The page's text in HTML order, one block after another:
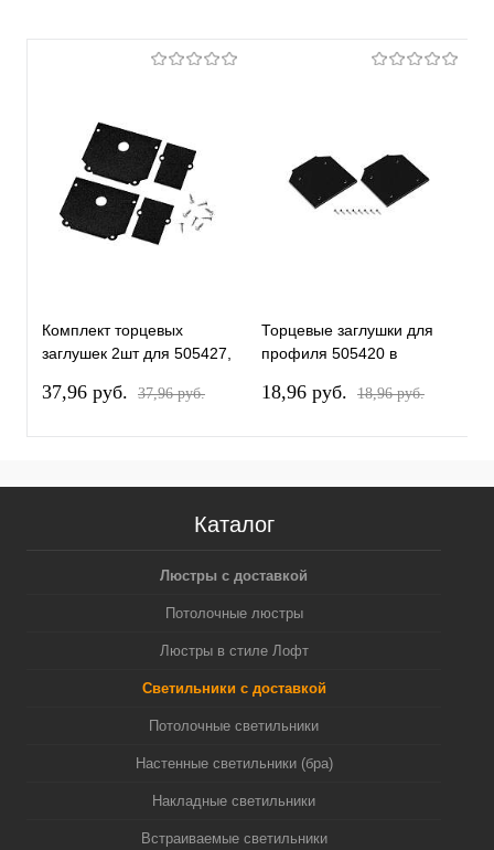
Комплект торцевых
заглушек 2шт для 505427,
потолок Teta Lightstar
37,96 pуб. 37,96 pуб.
Торцевые заглушки для
профиля 505420 в
Lightstar 505457
18,96 pуб. 18,96 pуб.
Каталог
Люстры с доставкой
Потолочные люстры
Люстры в стиле Лофт
Светильники с доставкой
Потолочные светильники
Настенные светильники (бра)
Накладные светильники
Встраиваемые светильники